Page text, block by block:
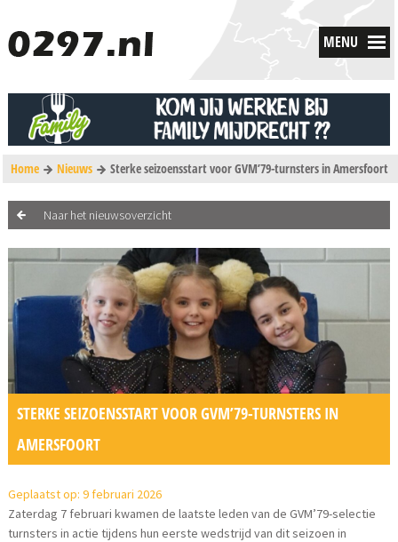
MENU
Home Nieuws Sterke seizoensstart voor GVM’79-turnsters in Amersfoort
Naar het nieuwsoverzicht
STERKE SEIZOENSSTART VOOR GVM’79-TURNSTERS IN
AMERSFOORT
Geplaatst op: 9 februari 2026
Zaterdag 7 februari kwamen de laatste leden van de GVM’79-selectie
turnsters in actie tijdens hun eerste wedstrijd van dit seizoen in